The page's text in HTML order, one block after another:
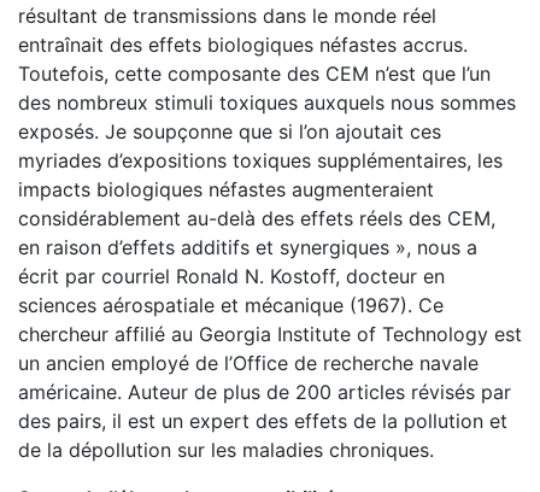
résultant de transmissions dans le monde réel
entraînait des effets biologiques néfastes accrus.
Toutefois, cette composante des CEM n’est que l’un
des nombreux stimuli toxiques auxquels nous sommes
exposés. Je soupçonne que si l’on ajoutait ces
myriades d’expositions toxiques supplémentaires, les
impacts biologiques néfastes augmenteraient
considérablement au-delà des effets réels des CEM,
en raison d’effets additifs et synergiques », nous a
écrit par courriel Ronald N. Kostoff, docteur en
sciences aérospatiale et mécanique (1967). Ce
chercheur affilié au Georgia Institute of Technology est
un ancien employé de l’Office de recherche navale
américaine. Auteur de plus de 200 articles révisés par
des pairs, il est un expert des effets de la pollution et
de la dépollution sur les maladies chroniques.